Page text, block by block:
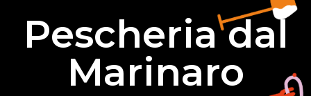
Pescheria dal
Marinaro